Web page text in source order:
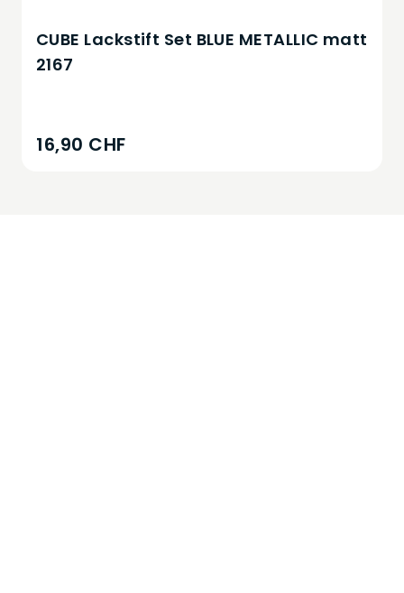
CUBE Lackstift Set BLUE METALLIC matt
2167
16,90 CHF